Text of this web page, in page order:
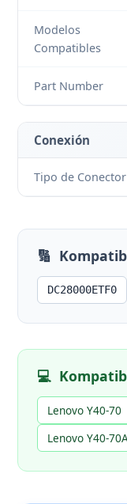
Modelos
Compatibles
Part Number
Conexión
Tipo de Conector
🔢
DC28000ETF0
💻
Lenovo Y40-70
Lenovo Y40-